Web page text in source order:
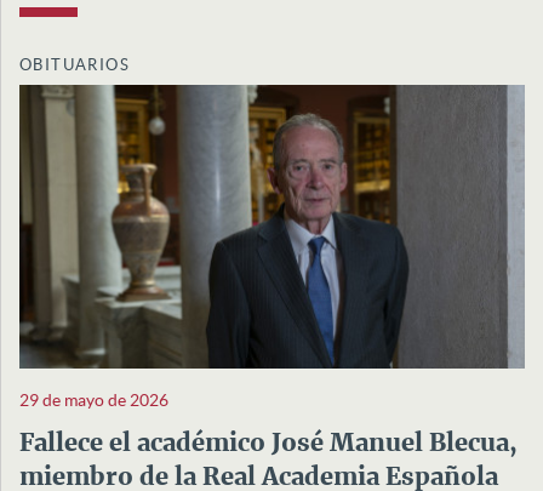
OBITUARIOS
29 de mayo de 2026
Fallece el académico José Manuel Blecua,
miembro de la Real Academia Española